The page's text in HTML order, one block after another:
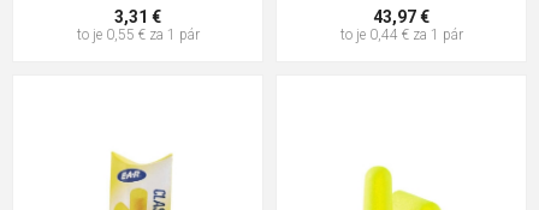
3,31 €
to je 0,55 € za 1 pár
43,97 €
to je 0,44 € za 1 pár